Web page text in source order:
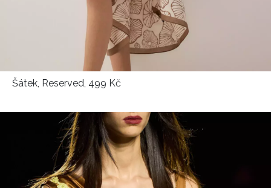
Šátek, Reserved, 499 Kč